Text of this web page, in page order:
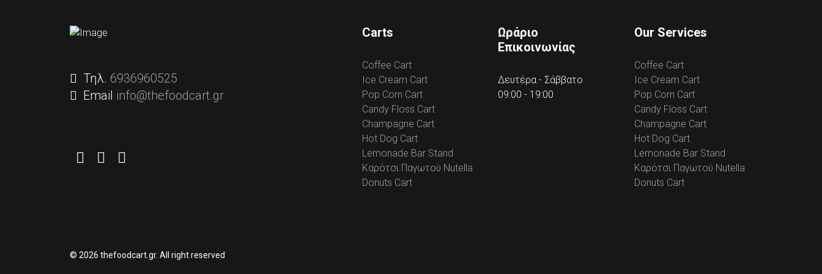
Τηλ. 6936960525
Email info@thefoodcart.gr
Carts
Coffee Cart
Ice Cream Cart
Pop Corn Cart
Candy Floss Cart
Champagne Cart
Hot Dog Cart
Lemonade Bar Stand
Καρότσι Παγωτού Nutella
Donuts Cart
Ωράριο
Επικοινωνίας
Δευτέρα - Σάββατο
09:00 - 19:00
Our Services
Coffee Cart
Ice Cream Cart
Pop Corn Cart
Candy Floss Cart
Champagne Cart
Hot Dog Cart
Lemonade Bar Stand
Καρότσι Παγωτού Nutella
Donuts Cart
© 2026 thefoodcart.gr. All right reserved